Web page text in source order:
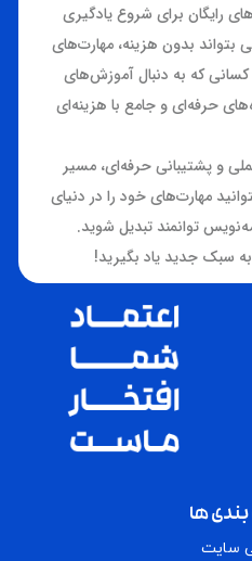
رایگان برای شروع یادگیری
بتواند بدون هزینه، مهارت‌های
که به دنبال آموزش‌های
حرفه‌ای و جامع با هزینه‌ای
و پشتیبانی حرفه‌ای، مسیر
مهارت‌های خود را در دنیای
توانمند تبدیل شوید.
به سبک جدید یاد بگیرید!
ها
سایت